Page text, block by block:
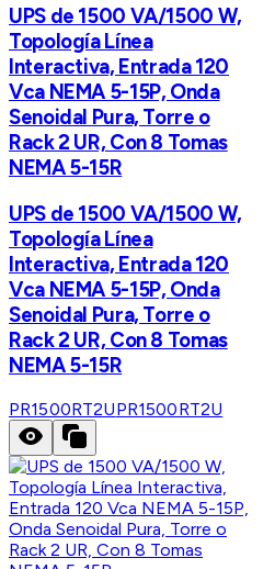
UPS de 1500 VA/1500 W,
Topología Línea
Interactiva, Entrada 120
Vca NEMA 5-15P, Onda
Senoidal Pura, Torre o
Rack 2 UR, Con 8 Tomas
NEMA 5-15R
UPS de 1500 VA/1500 W,
Topología Línea
Interactiva, Entrada 120
Vca NEMA 5-15P, Onda
Senoidal Pura, Torre o
Rack 2 UR, Con 8 Tomas
NEMA 5-15R
PR1500RT2UPR1500RT2U